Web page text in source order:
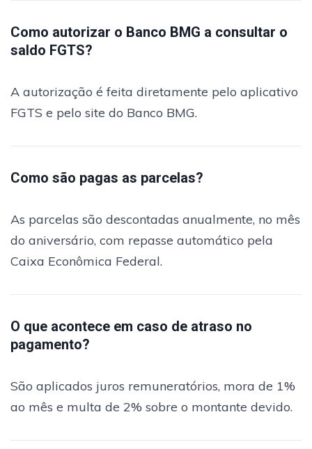
Como autorizar o Banco BMG a consultar o
saldo FGTS?
A autorização é feita diretamente pelo aplicativo
FGTS e pelo site do Banco BMG.
Como são pagas as parcelas?
As parcelas são descontadas anualmente, no mês
do aniversário, com repasse automático pela
Caixa Econômica Federal.
O que acontece em caso de atraso no
pagamento?
São aplicados juros remuneratórios, mora de 1%
ao mês e multa de 2% sobre o montante devido.